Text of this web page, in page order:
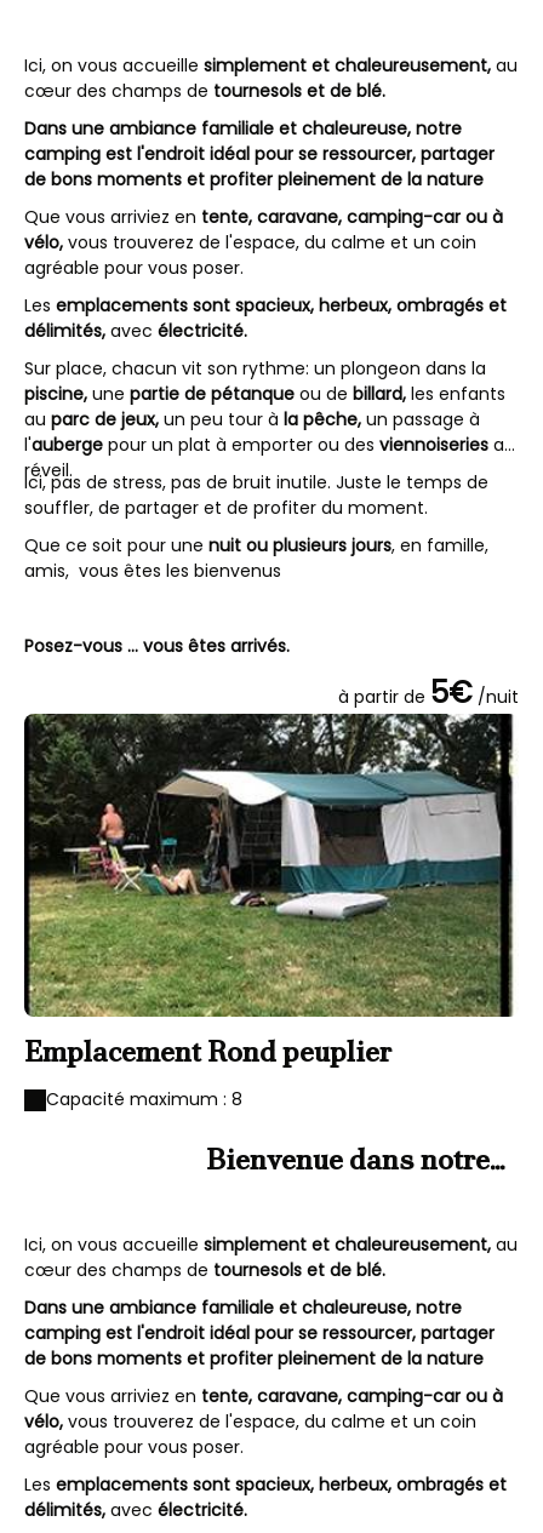
Ici, on vous accueille simplement et chaleureusement, au
cœur des champs de tournesols et de blé.
Dans une ambiance familiale et chaleureuse, notre
camping est l'endroit idéal pour se ressourcer, partager
de bons moments et profiter pleinement de la nature
Que vous arriviez en tente, caravane, camping-car ou à
vélo, vous trouverez de l'espace, du calme et un coin
agréable pour vous poser.
Les emplacements sont spacieux, herbeux, ombragés et
délimités, avec électricité.
Sur place, chacun vit son rythme: un plongeon dans la
piscine, une partie de pétanque ou de billard, les enfants
au parc de jeux, un peu tour à la pêche, un passage à
l'auberge pour un plat à emporter ou des viennoiseries au
réveil.
Ici, pas de stress, pas de bruit inutile. Juste le temps de
souffler, de partager et de profiter du moment.
Que ce soit pour une nuit ou plusieurs jours, en famille,
amis, vous êtes les bienvenus
Posez-vous ... vous êtes arrivés.
à partir de 5€ /nuit
Emplacement Rond peuplier
Capacité maximum : 8
Bienvenue dans notre
Ici, on vous accueille simplement et chaleureusement, au
cœur des champs de tournesols et de blé.
Dans une ambiance familiale et chaleureuse, notre
camping est l'endroit idéal pour se ressourcer, partager
de bons moments et profiter pleinement de la nature
Que vous arriviez en tente, caravane, camping-car ou à
vélo, vous trouverez de l'espace, du calme et un coin
agréable pour vous poser.
Les emplacements sont spacieux, herbeux, ombragés et
délimités, avec électricité.